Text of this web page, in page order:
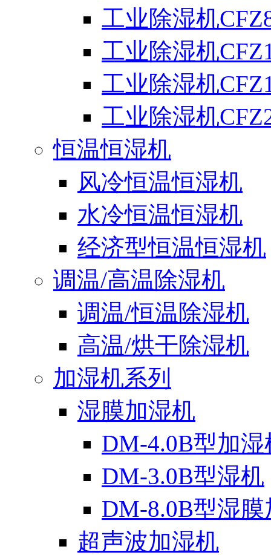
工业除湿机
工业除湿机
工业除湿机
工业除湿机
恒温恒湿机
风冷恒温恒湿机
水冷恒温恒湿机
经济型恒温恒湿机
调温/高温除湿机
调温/恒温除湿机
高温/烘干除湿机
加湿机系列
湿膜加湿机
DM-4.0B型加湿
DM-3.0B型湿机
DM-8.0B型湿
超声波加湿机